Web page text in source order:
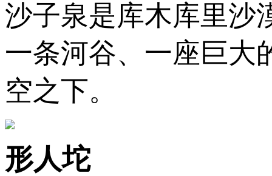
沙子泉是库木库里沙
一条河谷、一座巨大
空之下。
形人坨